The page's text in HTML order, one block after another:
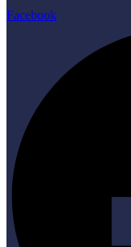
Facebook